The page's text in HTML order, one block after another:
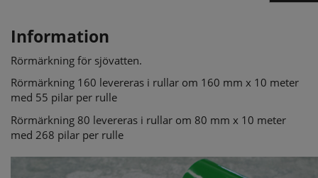
Information
Rörmärkning för sjövatten.
Rörmärkning 160 levereras i rullar om 160 mm x 10 meter
med 55 pilar per rulle
Rörmärkning 80 levereras i rullar om 80 mm x 10 meter
med 268 pilar per rulle